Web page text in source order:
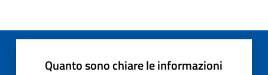
Quanto sono chiare le informazioni